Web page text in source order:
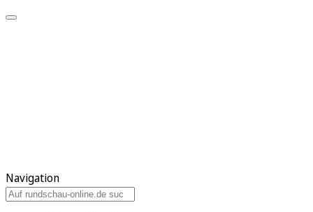
Navigation